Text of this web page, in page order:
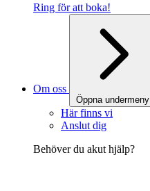
Ring för att boka!
Om oss
Öppna undermeny
Här finns vi
Anslut dig
Behöver du akut hjälp?